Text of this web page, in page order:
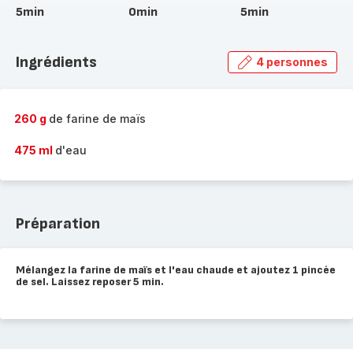
5min 0min 5min
Ingrédients 4 personnes
260 g de farine de maïs
475 ml d'eau
Préparation
Mélangez la farine de maïs et l'eau chaude et ajoutez 1 pincée
de sel. Laissez reposer 5 min.